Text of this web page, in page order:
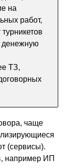
на
работ,
денежную
ТЗ,
чаще
(сервисы).
например ИП